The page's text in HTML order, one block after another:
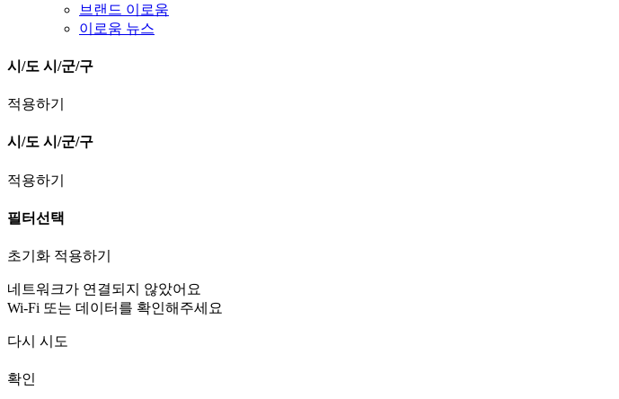
브랜드 이로움
이로움 뉴스
시/도 시/군/구
적용하기
시/도 시/군/구
적용하기
필터선택
초기화 적용하기
네트워크가 연결되지 않았어요
Wi-Fi 또는 데이터를 확인해주세요
다시 시도
확인